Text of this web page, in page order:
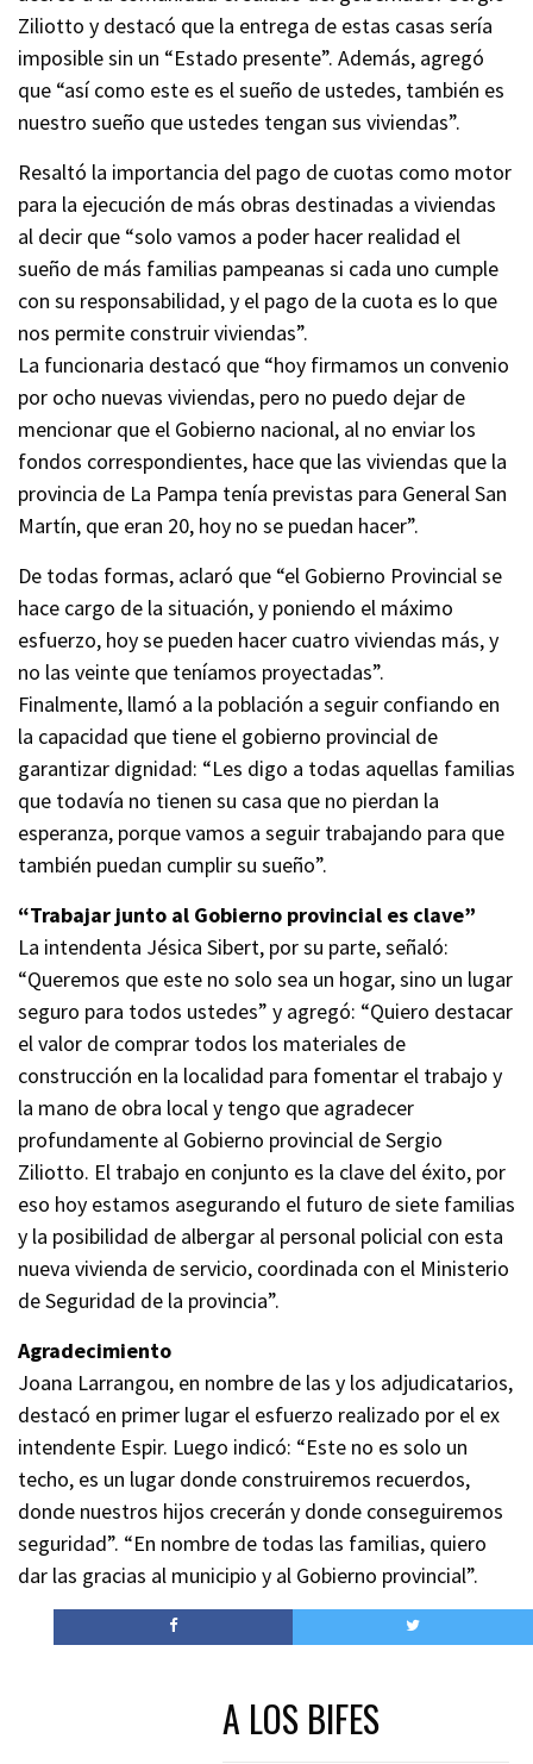
Ziliotto y destacó que la entrega de estas casas sería
imposible sin un “Estado presente”. Además, agregó
que “así como este es el sueño de ustedes, también es
nuestro sueño que ustedes tengan sus viviendas”.
Resaltó la importancia del pago de cuotas como motor
para la ejecución de más obras destinadas a viviendas
al decir que “solo vamos a poder hacer realidad el
sueño de más familias pampeanas si cada uno cumple
con su responsabilidad, y el pago de la cuota es lo que
nos permite construir viviendas”.
La funcionaria destacó que “hoy firmamos un convenio
por ocho nuevas viviendas, pero no puedo dejar de
mencionar que el Gobierno nacional, al no enviar los
fondos correspondientes, hace que las viviendas que la
provincia de La Pampa tenía previstas para General San
Martín, que eran 20, hoy no se puedan hacer”.
De todas formas, aclaró que “el Gobierno Provincial se
hace cargo de la situación, y poniendo el máximo
esfuerzo, hoy se pueden hacer cuatro viviendas más, y
no las veinte que teníamos proyectadas”.
Finalmente, llamó a la población a seguir confiando en
la capacidad que tiene el gobierno provincial de
garantizar dignidad: “Les digo a todas aquellas familias
que todavía no tienen su casa que no pierdan la
esperanza, porque vamos a seguir trabajando para que
también puedan cumplir su sueño”.
“Trabajar junto al Gobierno provincial es clave”
La intendenta Jésica Sibert, por su parte, señaló:
“Queremos que este no solo sea un hogar, sino un lugar
seguro para todos ustedes” y agregó: “Quiero destacar
el valor de comprar todos los materiales de
construcción en la localidad para fomentar el trabajo y
la mano de obra local y tengo que agradecer
profundamente al Gobierno provincial de Sergio
Ziliotto. El trabajo en conjunto es la clave del éxito, por
eso hoy estamos asegurando el futuro de siete familias
y la posibilidad de albergar al personal policial con esta
nueva vivienda de servicio, coordinada con el Ministerio
de Seguridad de la provincia”.
Agradecimiento
Joana Larrangou, en nombre de las y los adjudicatarios,
destacó en primer lugar el esfuerzo realizado por el ex
intendente Espir. Luego indicó: “Este no es solo un
techo, es un lugar donde construiremos recuerdos,
donde nuestros hijos crecerán y donde conseguiremos
seguridad”. “En nombre de todas las familias, quiero
dar las gracias al municipio y al Gobierno provincial”.
A LOS BIFES